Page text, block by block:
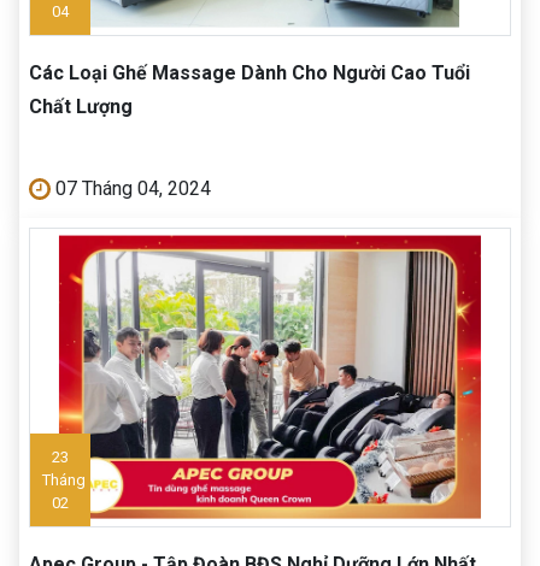
04
Các Loại Ghế Massage Dành Cho Người Cao Tuổi
Chất Lượng
07 Tháng 04, 2024
23
Tháng
02